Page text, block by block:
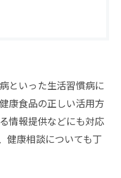
といった生活習慣病に
康食品の正しい活用方
情報提供などにも対応
健康相談についても丁
こちら